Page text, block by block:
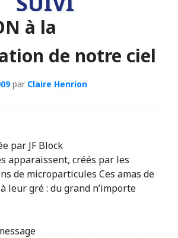
à la
de notre ciel
par Claire Henrion
par JF Block
apparaissent, créés par les
de microparticules Ces amas de
leur gré : du grand n’importe